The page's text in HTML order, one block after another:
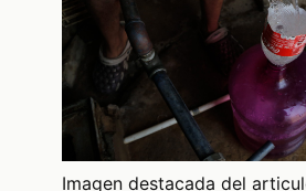
Imagen destacada del